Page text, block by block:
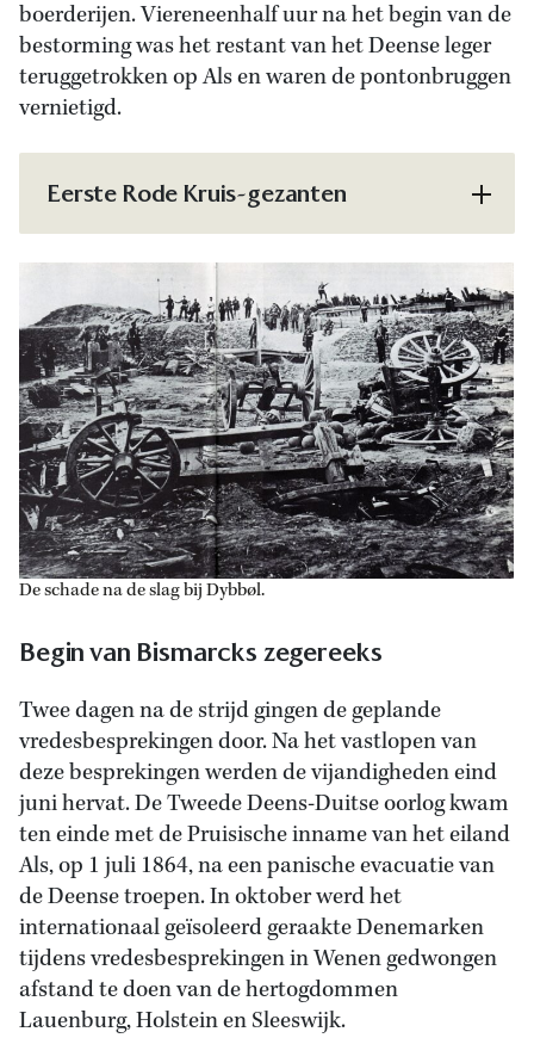
boerderijen. Viereneenhalf uur na het begin van de
bestorming was het restant van het Deense leger
teruggetrokken op Als en waren de pontonbruggen
vernietigd.
Eerste Rode Kruis-gezanten
De schade na de slag bij Dybbøl.
Begin van Bismarcks zegereeks
Twee dagen na de strijd gingen de geplande
vredesbesprekingen door. Na het vastlopen van
deze besprekingen werden de vijandigheden eind
juni hervat. De Tweede Deens-Duitse oorlog kwam
ten einde met de Pruisische inname van het eiland
Als, op 1 juli 1864, na een panische evacuatie van
de Deense troepen. In oktober werd het
internationaal geïsoleerd geraakte Denemarken
tijdens vredesbesprekingen in Wenen gedwongen
afstand te doen van de hertogdommen
Lauenburg, Holstein en Sleeswijk.